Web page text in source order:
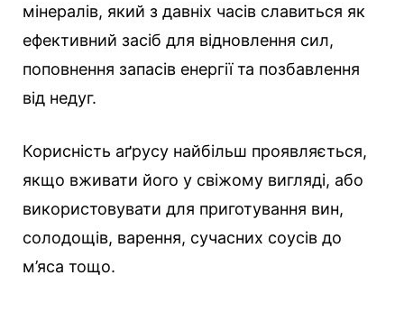
мінералів, який з давніх часів славиться як
ефективний засіб для відновлення сил,
поповнення запасів енергії та позбавлення
від недуг.
Корисність аґрусу найбільш проявляється,
якщо вживати його у свіжому вигляді, або
використовувати для приготування вин,
солодощів, варення, сучасних соусів до
м’яса тощо.